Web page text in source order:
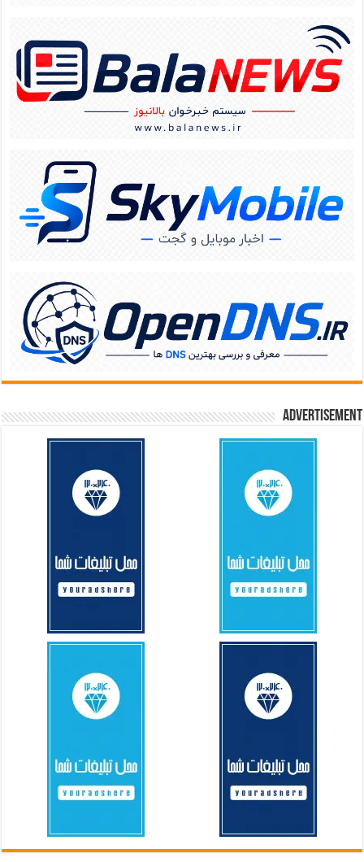
Advertisement